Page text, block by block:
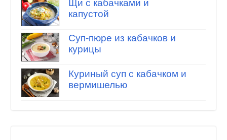
Щи с кабачками и
капустой
Суп-пюре из кабачков и
курицы
Куриный суп с кабачком и
вермишелью